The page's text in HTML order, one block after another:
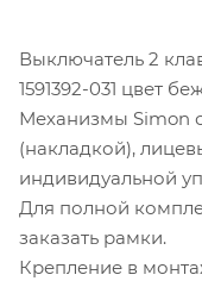
Выключатель 2
1591392-031 цвет
Механизмы Simon
(накладкой),
индивидуальной
Для полной
заказать рамки.
Крепление в